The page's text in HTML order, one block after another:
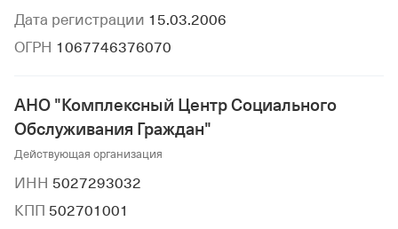
Дата регистрации 15.03.2006
ОГРН 1067746376070
АНО "Комплексный Центр Социального
Обслуживания Граждан"
Действующая организация
ИНН 5027293032
КПП 502701001